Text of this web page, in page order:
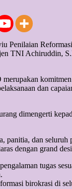
Penilaian
TNI Achiruddin,
dan
dimengerti
panitia, dan
dengan grand
tugas
birokrasi di